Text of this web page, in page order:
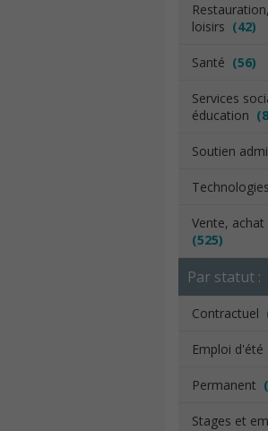
loisirs (42)
Santé (56)
Services
éducation
Soutien
Vente,
(525)
Par statut :
Contractuel
Emploi d'été
Permanent
Stages et